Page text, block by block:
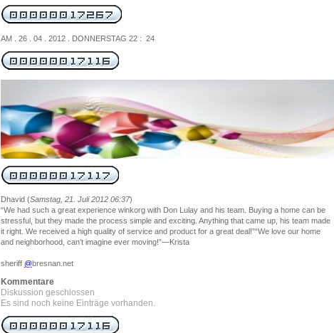
AM . 26 . 04 . 2012 . DONNERSTAG 22 : 24
Dhavid (Samstag, 21. Juli 2012 06:37)
“We had such a great experience winkorg with Don Lulay and his team. Buying a home can be
stressful, but they made the process simple and exciting. Anything that came up, his team made
it right. We received a high quality of service and product for a great deal!”“We love our home
and neighborhood, can’t imagine ever moving!”—Krista
sheriff @bresnan.net
Kommentare
Diskussion geschlossen
Es sind noch keine Einträge vorhanden.